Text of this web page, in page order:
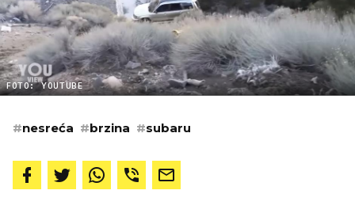
FOTO: YOUTUBE
#nesreća #brzina #subaru